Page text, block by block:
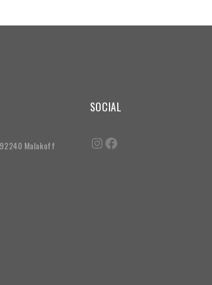
Malakoff
SOCIAL